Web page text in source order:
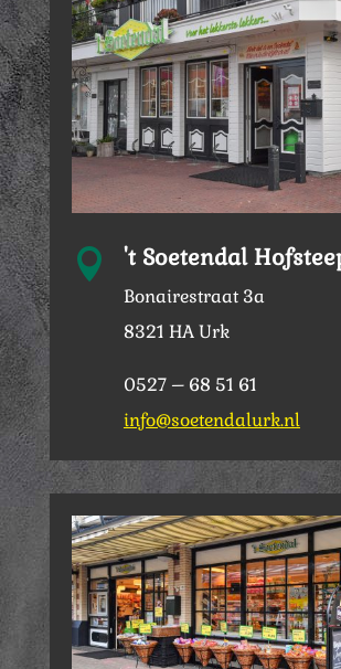
 't Soetendal
Bonairestraat 3a
8321 HA Urk
0527 – 68 51 61
info@soetendalurk.nl